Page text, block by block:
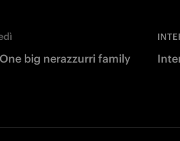
big nerazzurri family